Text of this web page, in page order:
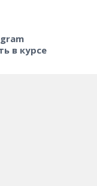
в курсе